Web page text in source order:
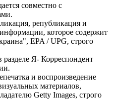
совместно с
републикация и
которое содержит
EPA / UPG, строго
Я- Корреспондент
и воспроизведение
материалов,
Getty Images, строго